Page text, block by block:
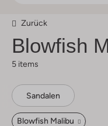
Zurück
Blowfish
5 items
Sandalen
Blowfish Malibu